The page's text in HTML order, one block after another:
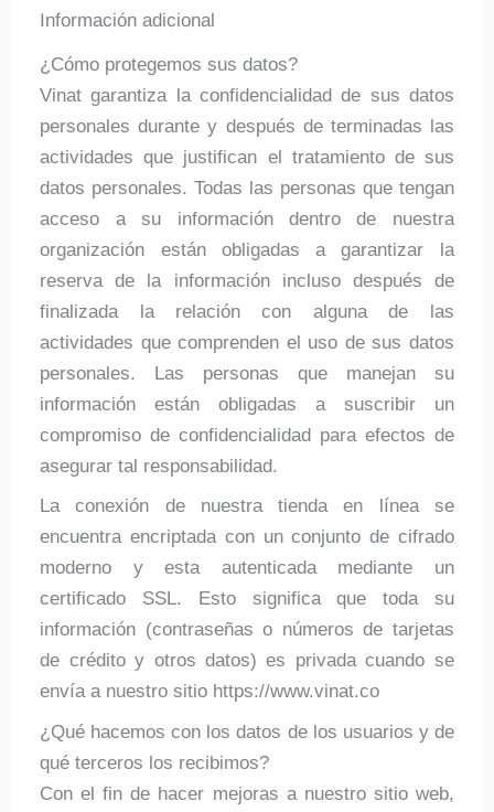
Información adicional
¿Cómo protegemos sus datos?
Vinat garantiza la confidencialidad de sus datos
personales durante y después de terminadas las
actividades que justifican el tratamiento de sus
datos personales. Todas las personas que tengan
acceso a su información dentro de nuestra
organización están obligadas a garantizar la
reserva de la información incluso después de
finalizada la relación con alguna de las
actividades que comprenden el uso de sus datos
personales. Las personas que manejan su
información están obligadas a suscribir un
compromiso de confidencialidad para efectos de
asegurar tal responsabilidad.
La conexión de nuestra tienda en línea se
encuentra encriptada con un conjunto de cifrado
moderno y esta autenticada mediante un
certificado SSL. Esto significa que toda su
información (contraseñas o números de tarjetas
de crédito y otros datos) es privada cuando se
envía a nuestro sitio https://www.vinat.co
¿Qué hacemos con los datos de los usuarios y de
qué terceros los recibimos?
Con el fin de hacer mejoras a nuestro sitio web,